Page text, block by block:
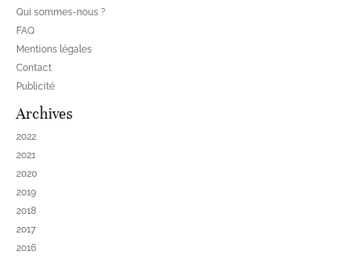
Qui sommes-nous ?
FAQ
Mentions légales
Contact
Publicité
Archives
2022
2021
2020
2019
2018
2017
2016